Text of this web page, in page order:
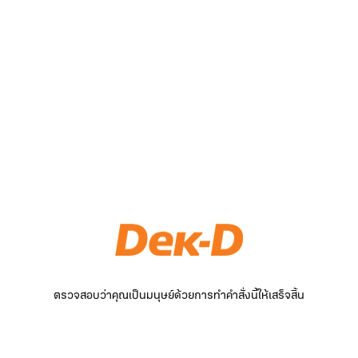
ตรวจสอบว่าคุณเป็นมนุษย์ด้วยการทำคำสั่งนี้ให้เสร็จสิ้น